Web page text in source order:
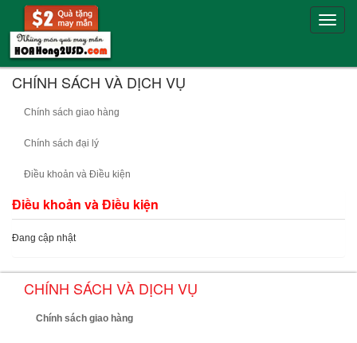
Toggle
CHÍNH SÁCH VÀ DỊCH VỤ
Chính sách giao hàng
Chính sách đại lý
Điều khoản và Điều kiện
Điều khoản và Điều kiện
Đang cập nhật
CHÍNH SÁCH VÀ DỊCH VỤ
Chính sách giao hàng